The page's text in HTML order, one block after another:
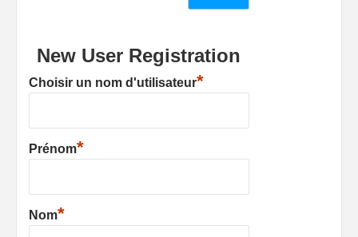
New User Registration
Choisir un nom d'utilisateur*
Prénom*
Nom*